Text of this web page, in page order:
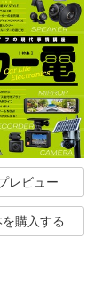
レビュー
購入する